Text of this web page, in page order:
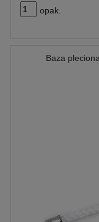
opak.
Baza